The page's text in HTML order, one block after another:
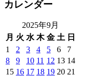
カレンダー
2025年9月
月 火 水 木 金 土 日
1 2 3 4 5 6
7
8
9 10 11 12 13 14
15 16 17 18 19 20 21